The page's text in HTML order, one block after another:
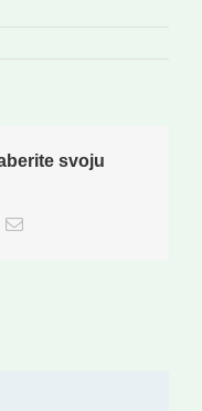
svoju
Email: